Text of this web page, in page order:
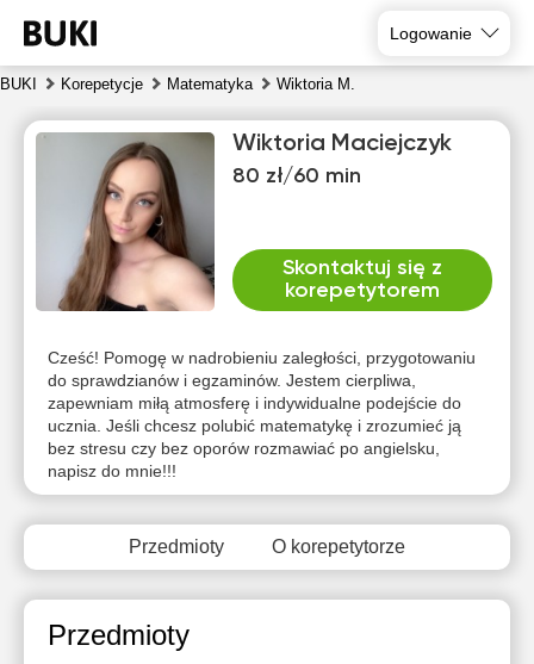
Logowanie
BUKI Korepetycje Matematyka Wiktoria M.
Wiktoria Maciejczyk
80 zł/60 min
Skontaktuj się z
korepetytorem
Cześć! Pomogę w nadrobieniu zaległości, przygotowaniu
do sprawdzianów i egzaminów. Jestem cierpliwa,
zapewniam miłą atmosferę i indywidualne podejście do
ucznia. Jeśli chcesz polubić matematykę i zrozumieć ją
bez stresu czy bez oporów rozmawiać po angielsku,
napisz do mnie!!!
Przedmioty O korepetytorze
Przedmioty
8
9
10
11
12
13
Brak
dostępnych
terminów
10:00
10:30
11:30
12:00
12:30
Brak
dostępnych
terminów
Brak
dostępnych
terminów
Brak
dostępnych
terminów
Brak
dostępnych